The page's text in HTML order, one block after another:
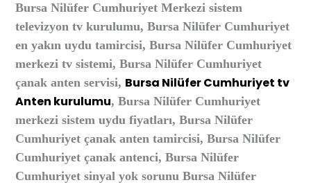
Bursa Nilüfer Cumhuriyet Merkezi sistem
televizyon tv kurulumu, Bursa Nilüfer Cumhuriyet
en yakın uydu tamircisi, Bursa Nilüfer Cumhuriyet
merkezi tv sistemi, Bursa Nilüfer Cumhuriyet
çanak anten servisi, Bursa Nilüfer Cumhuriyet tv
Anten kurulumu, Bursa Nilüfer Cumhuriyet
merkezi sistem uydu fiyatları, Bursa Nilüfer
Cumhuriyet çanak anten tamircisi, Bursa Nilüfer
Cumhuriyet çanak antenci, Bursa Nilüfer
Cumhuriyet sinyal yok sorunu Bursa Nilüfer